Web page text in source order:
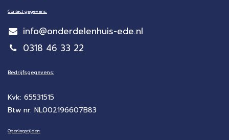
Contact gegevens:
info@onderdelenhuis-ede.nl
0318 46 33 22
Bedrijfsgegevens:
Kvk: 65531515
Btw nr: NL002196607B83
Openingstijden: